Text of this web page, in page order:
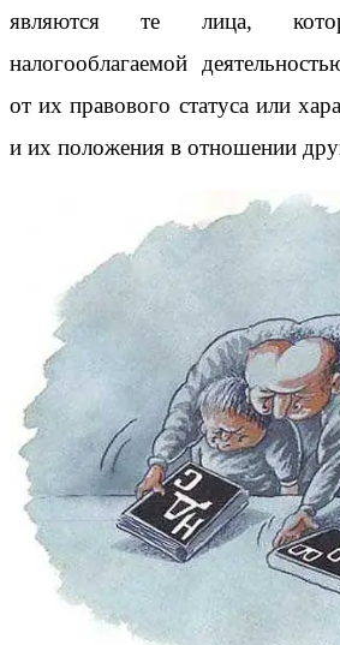
являются те лица,
налогооблагаемой
от их правового статуса или
и их положения в отношении